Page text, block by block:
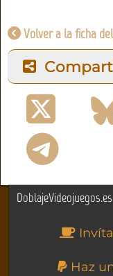
Volver a la ficha
Haz